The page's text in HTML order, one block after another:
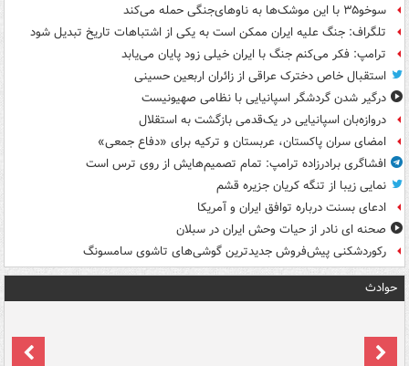
سوخو۳۵ با این موشک‌ها به ناوهای‌جنگی حمله می‌کند
تلگراف: جنگ علیه ایران ممکن است به یکی از اشتباهات تاریخ تبدیل شود
ترامپ: فکر می‌کنم جنگ با ایران خیلی زود پایان می‌یابد
استقبال خاص دخترک عراقی از زائران اربعین حسینی
درگیر شدن گردشگر اسپانیایی با نظامی صهیونیست
دروازه‌بان اسپانیایی در یک‌قدمی بازگشت به استقلال
امضای سران پاکستان، عربستان و ترکیه برای «دفاع جمعی»
افشاگری برادرزاده ترامپ: تمام تصمیم‌هایش از روی ترس است
نمایی زیبا از تنگه کریان جزیره قشم
ادعای بسنت درباره توافق ایران و آمریکا
صحنه ای نادر از حیات وحش ایران در سبلان
رکوردشکنی پیش‌فروش جدیدترین گوشی‌های تاشوی سامسونگ
حوادث